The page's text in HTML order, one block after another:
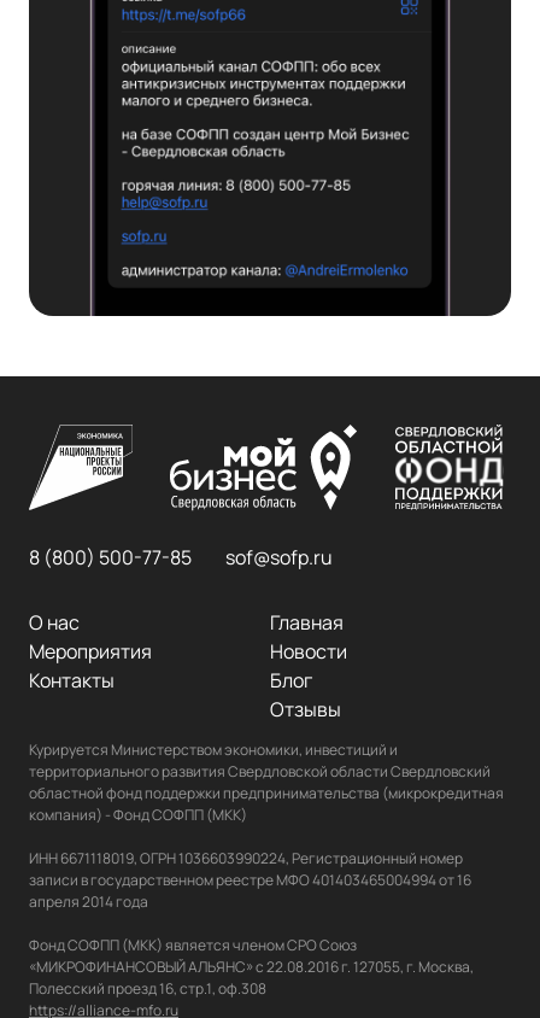
8 (800) 500-77-85 sof@sofp.ru
Главная
О нас
Новости
Мероприятия
Блог
Контакты
Отзывы
Курируется Министерством экономики, инвестиций и
территориального развития Свердловской области Свердловский
областной фонд поддержки предпринимательства (микрокредитная
компания) - Фонд СОФПП (МКК)
ИНН 6671118019, ОГРН 1036603990224, Регистрационный номер
записи в государственном реестре МФО 401403465004994 от 16
апреля 2014 года
Фонд СОФПП (МКК) является членом СРО Союз
«МИКРОФИНАНСОВЫЙ АЛЬЯНС» с 22.08.2016 г. 127055, г. Москва,
https://alliance-mfo.ru